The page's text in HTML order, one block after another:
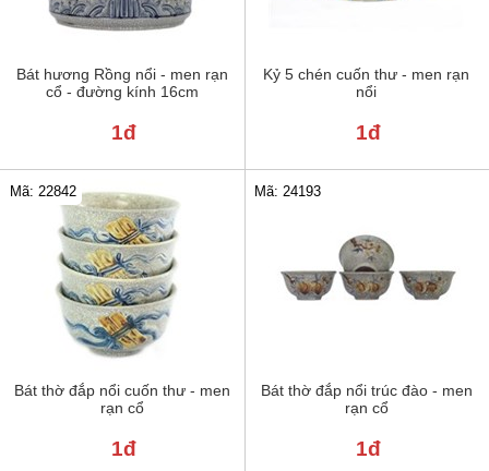
Bát hương Rồng nổi - men rạn
cổ - đường kính 16cm
1đ
Kỷ 5 chén cuốn thư - men rạn
nổi
1đ
Bát thờ đắp nổi cuốn thư - men
rạn cổ
Mã: 22842
1đ
Bát thờ đắp nổi trúc đào - men
rạn cổ
Mã: 24193
1đ